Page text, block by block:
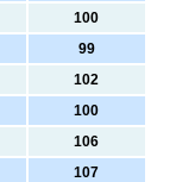
100
99
102
100
106
107